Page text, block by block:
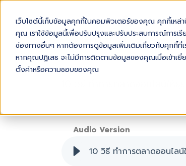
เว็บไซต์นี้เก็บข้อมูลคุกกี้ในคอมพิวเตอร์ของคุณ คุกกี้เหล่
คุณ เราใช้ข้อมูลนี้เพื่อปรับปรุงและปรับประสบการณ์การเรี
ช่องทางอื่นๆ หากต้องการดูข้อมูลเพิ่มเติมเกี่ยวกับคุกกี้ที่เ
หากคุณปฏิเสธ จะไม่มีการติดตามข้อมูลของคุณเมื่อเข้าเยี่
ตั้งค่าหรือความชอบของคุณ
10 วิธี ทำการตลาดออนไลน์ให้
Audio Version
10 วิธี ทำการตลาดออนไล